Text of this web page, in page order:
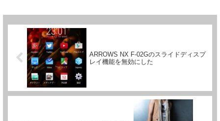
ARROWS NX F-02Gのスライドディスプ
レイ機能を無効にした